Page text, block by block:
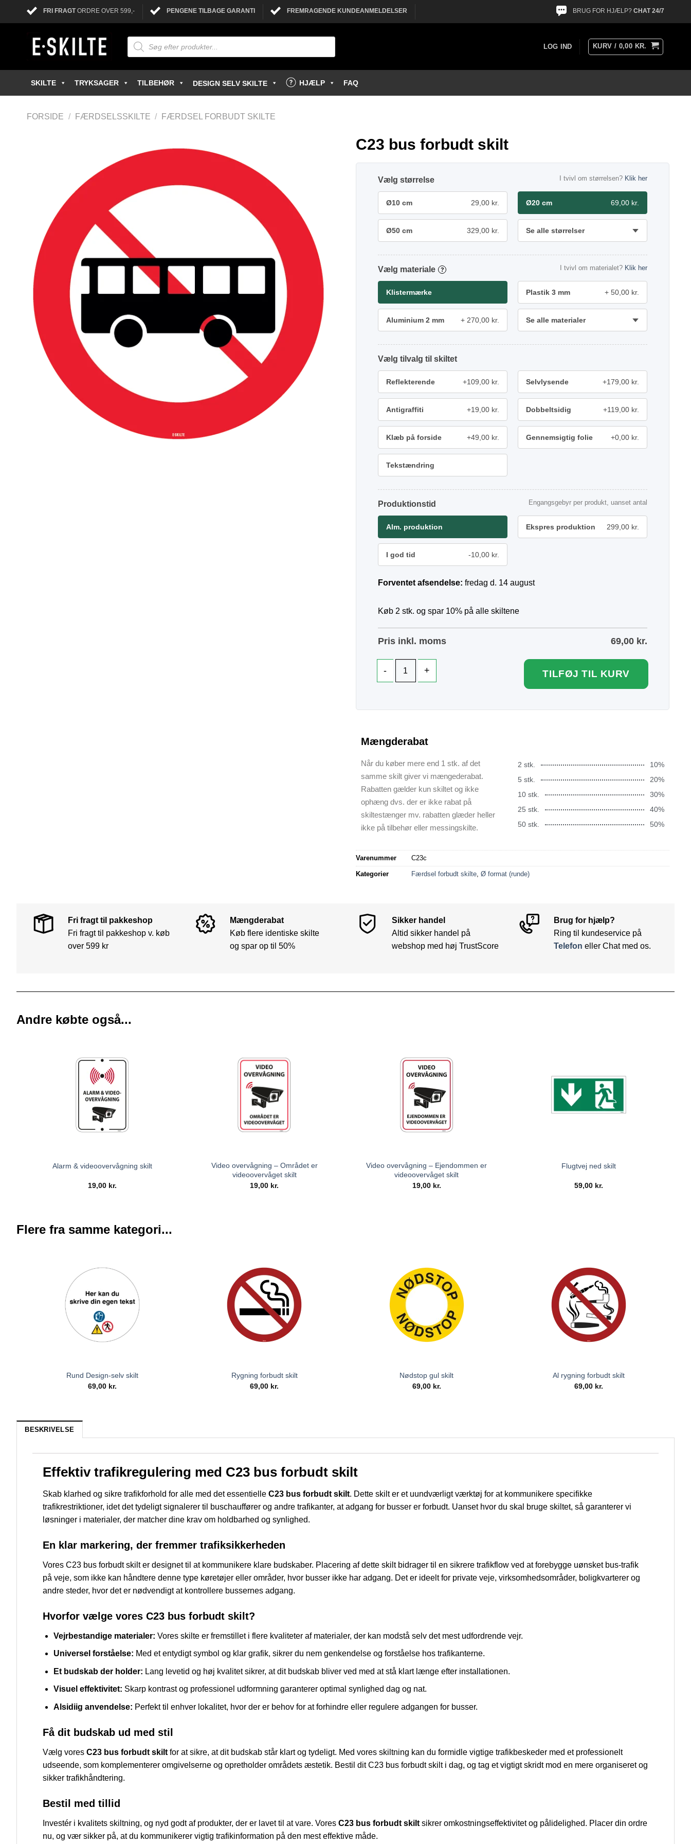
FRI FRAGTORDRE OVER 599,- PENGENE TILBAGE GARANTI FREMRAGENDE KUNDEANMELDELSER BRUG FOR HJÆLP? CHAT 24/7
LOG IND KURV / 0,00 KR.
SKILTE TRYKSAGER TILBEHØR DESIGN SELV SKILTE HJÆLP FAQ
FORSIDE / FÆRDSELSSKILTE / FÆRDSEL FORBUDT SKILTE
C23 bus forbudt skilt
størrelse I tvivl om størrelsen? Klik her
Ø10 cm 29,00 kr. Ø20 cm 69,00 kr.
Ø50 cm 329,00 kr. Se alle størrelser
materiale ? I tvivl om materialet? Klik her
Klistermærke Plastik 3 mm 50,00 kr.
Aluminium 2 mm 270,00 kr. Se alle materialer
tilvalg
Reflekterende +109,00 kr. Selvlysende +179,00 kr.
Antigraffiti +19,00 kr. Dobbeltsidig +119,00 kr.
Klæb på forside +49,00 kr. Gennemsigtig folie +0,00 kr.
Tekstændring
Produktionstid Engangsgebyr per produkt, uanset antal
Alm. produktion Ekspres produktion 299,00 kr.
I god tid -10,00 kr.
Forventet afsendelse: fredag d. 14 august
Køb 2 stk. og spar 10% på alle skiltene
Pris inkl. moms 69,00 kr.
TILFØJ TIL KURV
Mængderabat
Når du køber mere end 1 stk. af det
samme skilt giver vi mængederabat.
Rabatten gælder kun skiltet og ikke
ophæng dvs. der er ikke rabat på
skiltestænger mv. rabatten glæder heller
ikke på tilbehør eller messingskilte.
2 stk.
10%
5 stk.
20%
10 stk.
30%
25 stk.
40%
50 stk.
50%
Varenummer C23c
Kategorier Færdsel forbudt skilte Ø format (runde)
Fri fragt til pakkeshop
Fri fragt til pakkeshop v. køb
over 599 kr
Mængderabat
Køb flere identiske skilte
og spar op til 50%
Sikker handel
Altid sikker handel på
webshop med høj TrustScore
Brug for hjælp?
Ring til kundeservice på
Telefon eller Chat med os.
Andre købte også...
Alarm & videoovervågning skilt
19,00 kr.
Video overvågning – Området er
videoovervåget skilt
19,00 kr.
Video overvågning – Ejendommen er
videoovervåget skilt
19,00 kr.
Flugtvej ned skilt
59,00 kr.
Flere fra samme kategori...
Rund Design-selv skilt
69,00 kr.
Rygning forbudt skilt
69,00 kr.
Nødstop gul skilt
69,00 kr.
Al rygning forbudt skilt
69,00 kr.
BESKRIVELSE
Effektiv trafikregulering med C23 bus forbudt skilt
Skab klarhed og sikre trafikforhold for alle med det essentielle C23 bus forbudt skilt. Dette skilt er et uundværligt værktøj for at kommunikere specifikke
trafikrestriktioner, idet det tydeligt signalerer til buschauffører og andre trafikanter, at adgang for busser er forbudt. Uanset hvor du skal bruge skiltet, så garanterer vi
løsninger i materialer, der matcher dine krav om holdbarhed og synlighed.
En klar markering, der fremmer trafiksikkerheden
Vores C23 bus forbudt skilt er designet til at kommunikere klare budskaber. Placering af dette skilt bidrager til en sikrere trafikflow ved at forebygge uønsket bus-trafik
på veje, som ikke kan håndtere denne type køretøjer eller områder, hvor busser ikke har adgang. Det er ideelt for private veje, virksomhedsområder, boligkvarterer og
andre steder, hvor det er nødvendigt at kontrollere bussernes adgang.
Hvorfor vælge vores C23 bus forbudt skilt?
Vejrbestandige materialer: Vores skilte er fremstillet i flere kvaliteter af materialer, der kan modstå selv det mest udfordrende vejr.
Universel forståelse: Med et entydigt symbol og klar grafik, sikrer du nem genkendelse og forståelse hos trafikanterne.
Et budskab der holder: Lang levetid og høj kvalitet sikrer, at dit budskab bliver ved med at stå klart længe efter installationen.
Visuel effektivitet: Skarp kontrast og professionel udformning garanterer optimal synlighed dag og nat.
Alsidiig anvendelse: Perfekt til enhver lokalitet, hvor der er behov for at forhindre eller regulere adgangen for busser.
Få dit budskab ud med stil
Vælg vores C23 bus forbudt skilt for at sikre, at dit budskab står klart og tydeligt. Med vores skiltning kan du formidle vigtige trafikbeskeder med et professionelt
udseende, som komplementerer omgivelserne og opretholder områdets æstetik. Bestil dit C23 bus forbudt skilt i dag, og tag et vigtigt skridt mod en mere organiseret og
sikker trafikhåndtering.
Bestil med tillid
Investér i kvalitets skiltning, og nyd godt af produkter, der er lavet til at vare. Vores C23 bus forbudt skilt sikrer omkostningseffektivitet og pålidelighed. Placer din ordre
nu, og vær sikker på, at du kommunikerer vigtig trafikinformation på den mest effektive måde.